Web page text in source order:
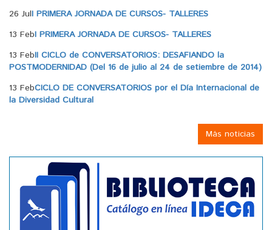
26 JulI PRIMERA JORNADA DE CURSOS- TALLERES
13 FebI PRIMERA JORNADA DE CURSOS- TALLERES
13 FebII CICLO de CONVERSATORIOS: DESAFIANDO la
POSTMODERNIDAD (Del 16 de julio al 24 de setiembre de 2014)
13 FebCICLO DE CONVERSATORIOS por el Día Internacional de
la Diversidad Cultural
Más noticias